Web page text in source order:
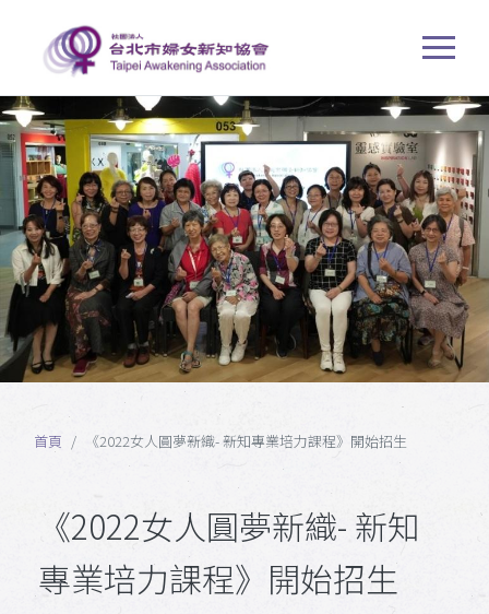
首頁 《2022女人圓夢新織- 新知專業培力課程》開始招生
《2022女人圓夢新織- 新知
專業培力課程》開始招生